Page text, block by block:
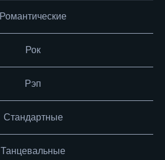
Романтические
Рок
Рэп
Стандартные
Танцевальные